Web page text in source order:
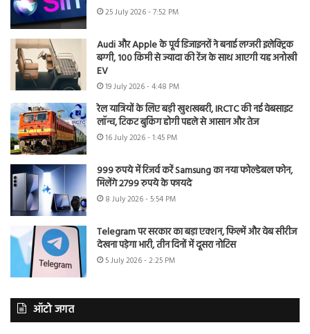
25 July 2026 - 7:52 PM
Audi और Apple के पूर्व डिजाइनरों ने बनाई लग्जरी इलेक्ट्रिक
बग्गी, 100 किमी से ज्यादा की रेंज के साथ आएगी यह अनोखी
EV
19 July 2026 - 4:48 PM
रेल यात्रियों के लिए बड़ी खुशखबरी, IRCTC की नई वेबसाइट
लॉन्च, टिकट बुकिंग होगी पहले से आसान और तेज
16 July 2026 - 1:45 PM
999 रुपये में रिजर्व करें Samsung का नया फोल्डेबल फोन,
मिलेंगे 2799 रुपये के फायदे
8 July 2026 - 5:54 PM
Telegram पर सरकार का बड़ा एक्शन, फिल्में और वेब सीरीज
देखना पड़ेगा भारी, तीन दिनों में दूसरा नोटिस
5 July 2026 - 2:25 PM
ऑटो जगत